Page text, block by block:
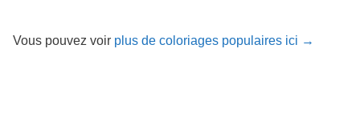
Vous pouvez voir plus de coloriages populaires ici →